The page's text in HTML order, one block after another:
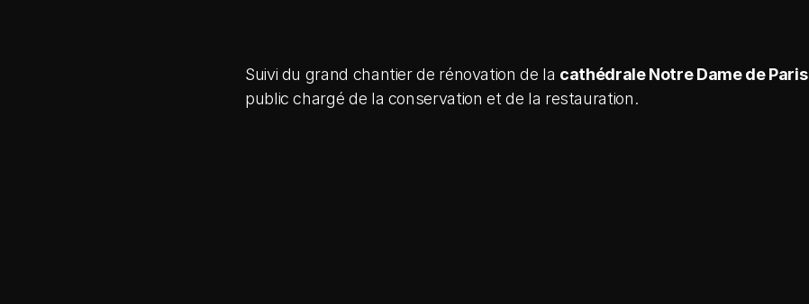
Suivi du grand chantier de rénovation de la cathédrale Notre Dame de Paris
public chargé de la conservation et de la restauration.